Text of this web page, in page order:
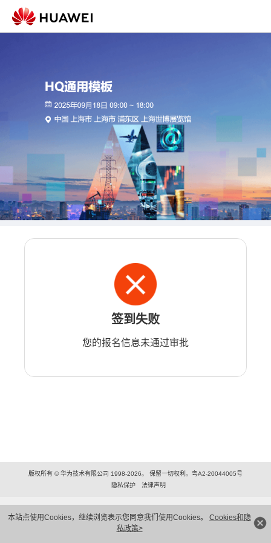
本站点使用Cookies，继续浏览表示您同意我们使用Cookies。 Cookies和隐
私政策>
签到失败
您的报名信息未通过审批
版权所有 © 华为技术有限公司 1998-2026。 保留一切权利。粤A2-20044005号
隐私保护
法律声明